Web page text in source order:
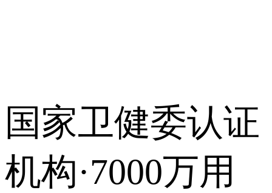
国家卫健委认证
机构·7000万用